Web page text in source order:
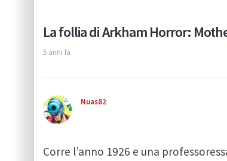
La follia di Arkham Horror:
5 anni fa
Nuas82
Corre l’anno 1926 e una